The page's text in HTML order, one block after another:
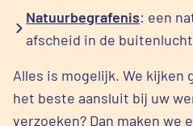
Natuurbegrafenis: een
afscheid in de
Alles is mogelijk. We kijken
het beste aansluit bij uw
verzoeken? Dan maken we